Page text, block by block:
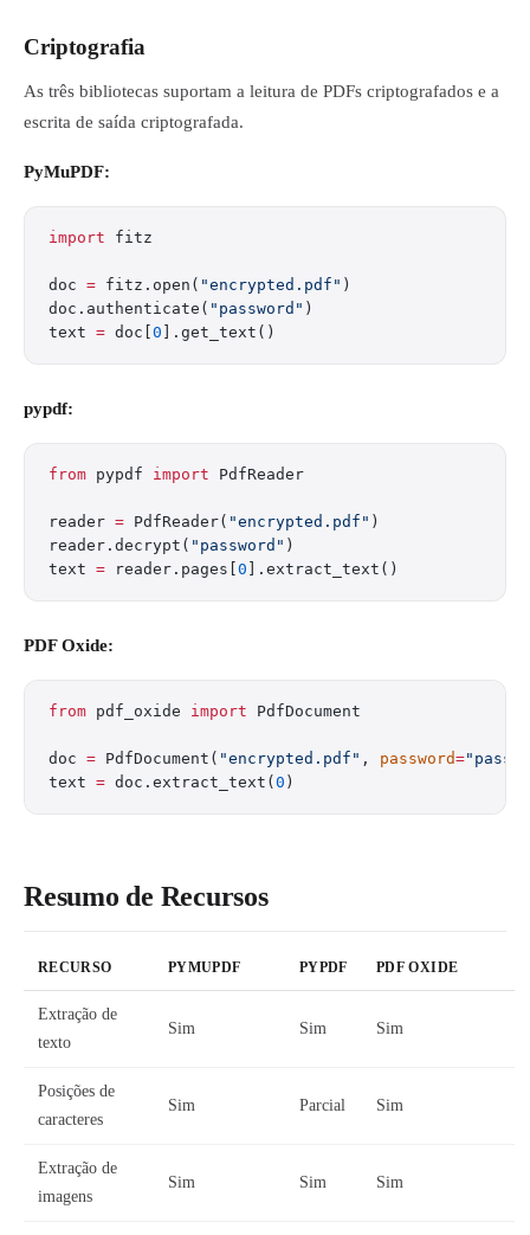
Criptografia
As três bibliotecas suportam a leitura de PDFs criptografados e a
escrita de saída criptografada.
PyMuPDF:
import fitz
doc = fitz.open( "encrypted.pdf" )
doc.authenticate( "password" )
text = doc[ 0 ].get_text()
pypdf:
from pypdf import PdfReader
reader = PdfReader( "encrypted.pdf" )
reader.decrypt( "password" )
text = reader.pages[ 0 ].extract_text()
PDF Oxide:
from pdf_oxide import PdfDocument
doc = PdfDocument( "encrypted.pdf" , password=
text = doc.extract_text( 0 )
Resumo de Recursos
RECURSO PYMUPDF PYPDF PDF OXIDE
Extração de
texto
Sim Sim Sim
Posições de
caracteres
Sim Parcial Sim
Extração de
imagens
Sim Sim Sim